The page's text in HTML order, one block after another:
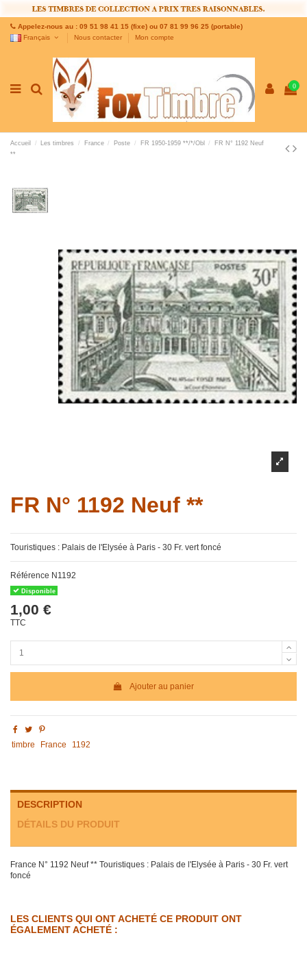
Appelez-nous au : 09 51 98 41 15 (fixe) ou 07 81 99 96 25 (portable)
Français
Nous contacter Mon compte
0
Accueil Les timbres France Poste FR 1950-1959 **/*/Obl
FR N° 1192 Neuf
**
FR N° 1192 Neuf **
Touristiques : Palais de l'Elysée à Paris - 30 Fr. vert foncé
Référence N1192
Disponible
1,00 €
TTC
Ajouter au panier
timbre France 1192
DESCRIPTION
DÉTAILS DU PRODUIT
France N° 1192 Neuf ** Touristiques : Palais de l'Elysée à Paris - 30 Fr. vert
foncé
LES CLIENTS QUI ONT ACHETÉ CE PRODUIT ONT
ÉGALEMENT ACHETÉ :